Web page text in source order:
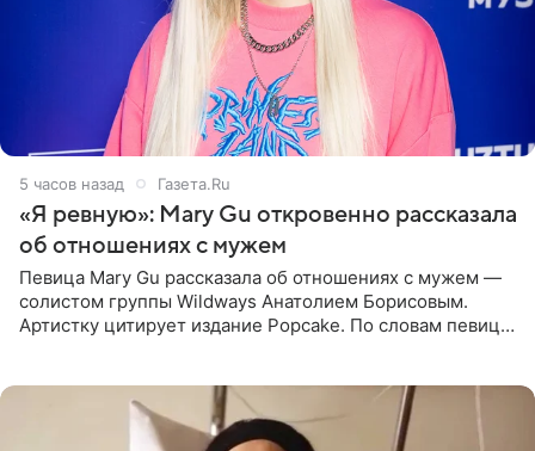
5 часов назад Газета.Ru
«Я ревную»: Mary Gu откровенно рассказала
об отношениях с мужем
Певица Mary Gu рассказала об отношениях с мужем —
солистом группы Wildways Анатолием Борисовым.
Артистку цитирует издание Popcake. По словам певицы,